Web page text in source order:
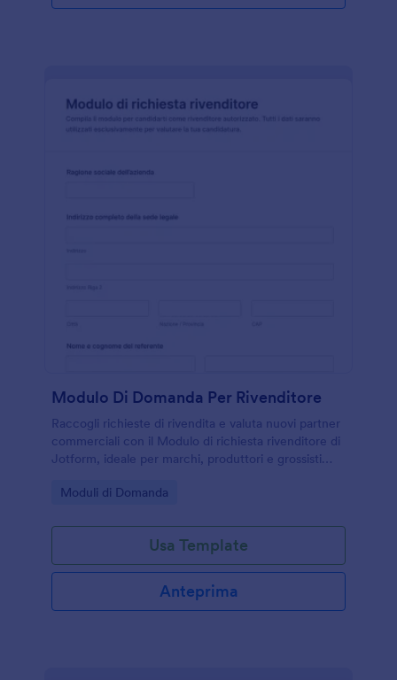
Modulo Di Domanda Per Rivenditore
Raccogli richieste di rivendita e valuta nuovi partner
commerciali con il Modulo di richiesta rivenditore di
Jotform, ideale per marchi, produttori e grossisti
Go to Category:
Moduli di Domanda
Usa Template
Anteprima